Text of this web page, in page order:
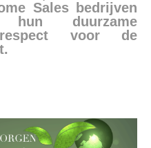
Sales bedrijven
hun duurzame
voor de